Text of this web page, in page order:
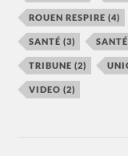
ROUEN RESPIRE (4)
SANTÉ (3)
TRIBUNE (2)
VIDEO (2)